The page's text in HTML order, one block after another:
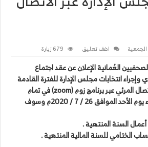
الجمعية اضف تعليق 679 زيارة
العُمانية الإعلان عن عقد اجتماع
انتخابات مجلس الإدارة للفترة القادمة
2020 -2021م بنظام الاتصال المرئي عبر برنامج زوم (zoom) في تمام
الساعة الخامسة من مساء يوم الأحد الموافق 26 / 7 / 2020م وسوف